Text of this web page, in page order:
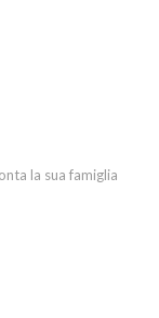
la sua famiglia